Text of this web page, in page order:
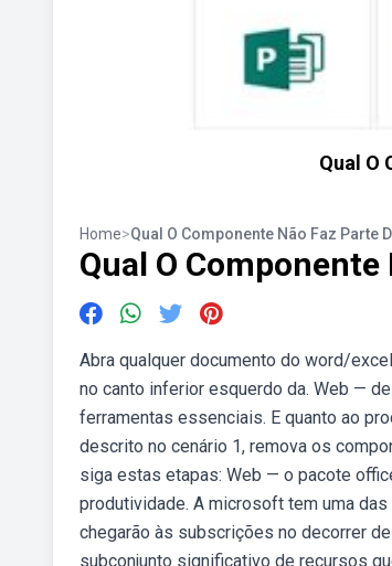
Qual O
Home>Qual O Componente Não Faz Parte
Qual O
Abra qualquer documento do word/
no canto inferior esquerdo da. Web —
ferramentas essenciais. E quanto ao
descrito no cenário 1, remova os
siga estas etapas: Web — o pacote
produtividade. A microsoft tem uma
chegarão às subscrições no decorrer
subconjunto significativo de recursos